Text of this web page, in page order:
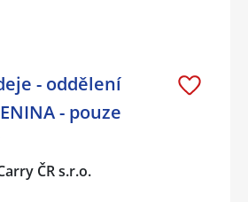
- oddělení
- pouze
ČR s.r.o.